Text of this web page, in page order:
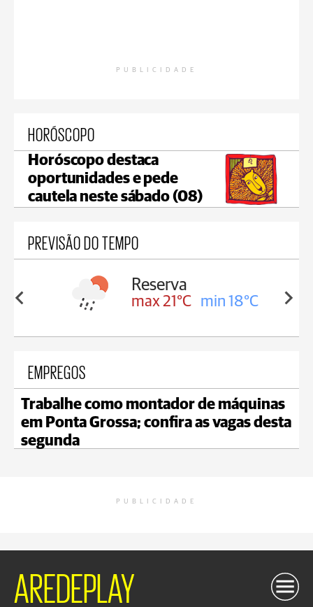
PUBLICIDADE
HORÓSCOPO
Horóscopo destaca
oportunidades e pede
cautela neste sábado (08)
PREVISÃO DO TEMPO
18°C
Irati
max 20°C min 18°C
EMPREGOS
Trabalhe como montador de máquinas
em Ponta Grossa; confira as vagas desta
segunda
PUBLICIDADE
AREDEPLAY